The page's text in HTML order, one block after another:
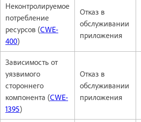
Неконтролируемое
потребление
ресурсов (CWE-
400)
Отказ в
обслуживании
приложения
Зависимость от
уязвимого
стороннего
компонента (CWE-
1395)
Отказ в
обслуживании
приложения